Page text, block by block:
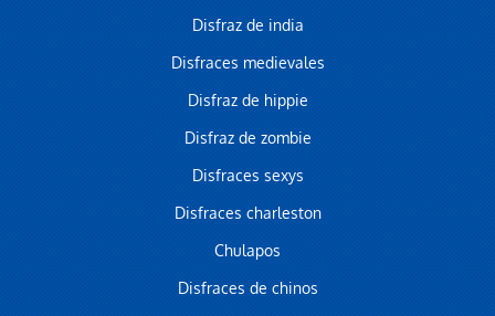
Disfraz de india
Disfraces medievales
Disfraz de hippie
Disfraz de zombie
Disfraces sexys
Disfraces charleston
Chulapos
Disfraces de chinos